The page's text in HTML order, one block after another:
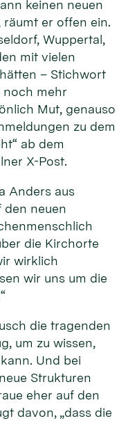
keinen neuen
räumt er offen ein.
Wuppertal,
mit vielen
– Stichwort
noch mehr
Mut, genauso
zu dem
ab dem
X-Post.
Anders aus
den neuen
die Kirchorte
wirklich
wir uns um die
die tragenden
um zu wissen,
Und bei
Strukturen
eher auf den
davon, „dass die